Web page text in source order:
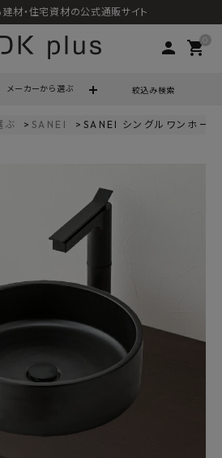
材・住宅資材の公式通販サイト
person 0
shopping_cart
メーカーから選ぶ 絞込み検索
定休日 - 土日祝）
ぶ SANEI SANEI シングルワンホー